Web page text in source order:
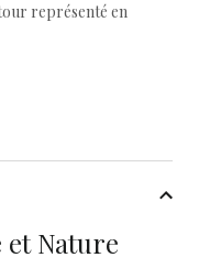
représenté en
et Nature